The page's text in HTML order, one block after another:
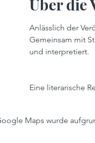
Über die
Anlässlich der
Gemeinsam mit
und interpretiert.
Eine literarische
Maps wurde